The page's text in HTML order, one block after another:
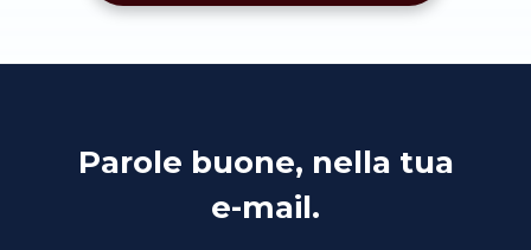
Parole buone, nella tua
e-mail.